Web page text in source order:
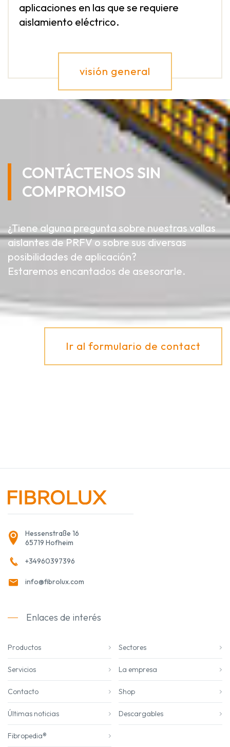
aplicaciones en las que se requiere
aislamiento eléctrico.
visión general
CONTÁCTENOS SIN
COMPROMISO
¿Tiene alguna pregunta sobre nuestras vallas
aislantes de PRFV o sobre sus diversas
posibilidades de aplicación?
Estaremos encantados de asesorarle.
Ir al formulario de contact
Hessenstraße 16
65719 Hofheim
+34960397396
info@fibrolux.com
Enlaces de interés
Productos Sectores
Servicios La empresa
Contacto Shop
Últimas noticias Descargables
Fibropedia®